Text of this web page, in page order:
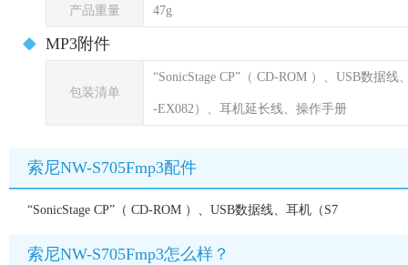
产品重量 47g
MP3附件
包装清单
“SonicStage CP”（ CD-ROM ）、USB数据
-EX082）、耳机延长线、操作手册
索尼NW-S705Fmp3配件
“SonicStage CP”（ CD-ROM ）、USB数据线、耳机（S7
索尼NW-S705Fmp3怎么样？